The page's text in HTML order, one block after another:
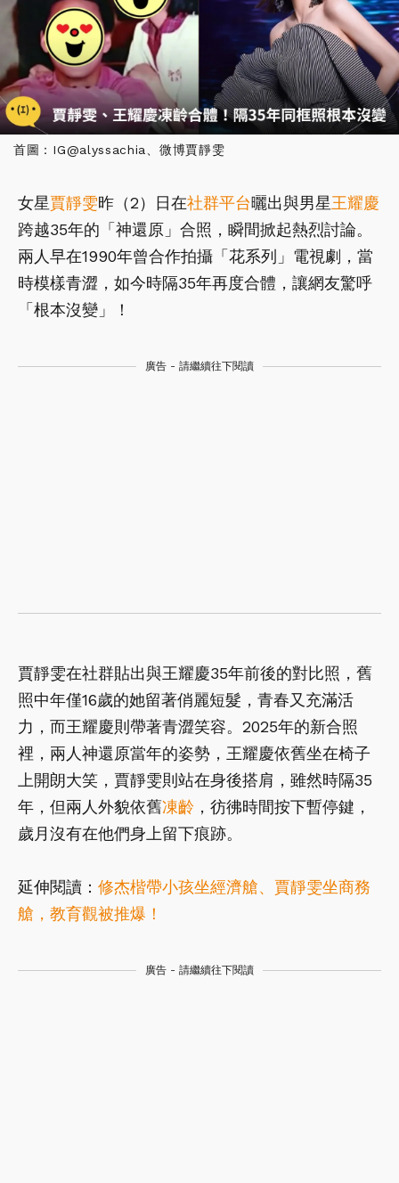
首圖：IG@alyssachia、微博賈靜雯
女星賈靜雯昨（2）日在社群平台曬出與男星王耀慶
跨越35年的「神還原」合照，瞬間掀起熱烈討論。
兩人早在1990年曾合作拍攝「花系列」電視劇，當
時模樣青澀，如今時隔35年再度合體，讓網友驚呼
「根本沒變」！
廣告 - 請繼續往下閱讀
賈靜雯在社群貼出與王耀慶35年前後的對比照，舊
照中年僅16歲的她留著俏麗短髮，青春又充滿活
力，而王耀慶則帶著青澀笑容。2025年的新合照
裡，兩人神還原當年的姿勢，王耀慶依舊坐在椅子
上開朗大笑，賈靜雯則站在身後搭肩，雖然時隔35
年，但兩人外貌依舊凍齡 ，彷彿時間按下暫停鍵，
歲月沒有在他們身上留下痕跡。
延伸閱讀： 修杰楷帶小孩坐經濟艙、賈靜雯坐商務
艙，教育觀被推爆！
廣告 - 請繼續往下閱讀